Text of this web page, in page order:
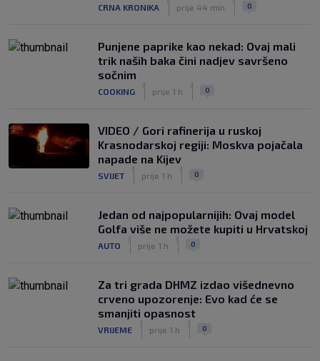
CRNA KRONIKA prije 44 min 0
Punjene paprike kao nekad: Ovaj mali
trik naših baka čini nadjev savršeno
sočnim
COOKING prije 1 h 0
VIDEO / Gori rafinerija u ruskoj
Krasnodarskoj regiji: Moskva pojačala
napade na Kijev
SVIJET prije 1 h 0
Jedan od najpopularnijih: Ovaj model
Golfa više ne možete kupiti u Hrvatskoj
AUTO prije 1 h 0
Za tri grada DHMZ izdao višednevno
crveno upozorenje: Evo kad će se
smanjiti opasnost
VRIJEME prije 1 h 0